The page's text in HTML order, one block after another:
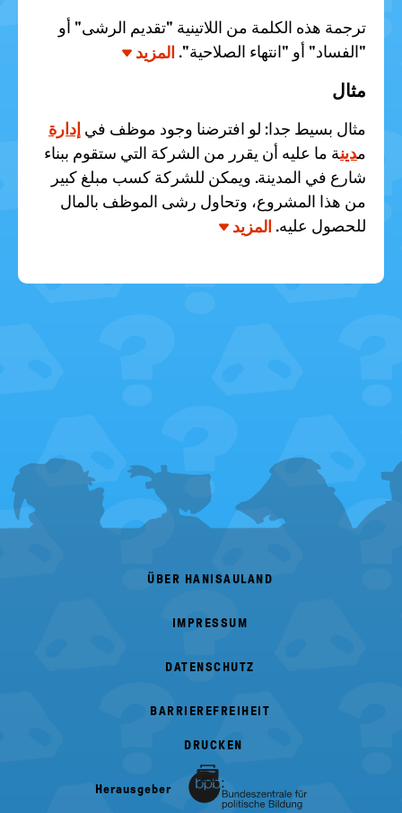
ترجمة هذه الكلمة من اللاتينية "تقديم الرشى" أو
"الفساد" أو "انتهاء الصلاحية". المزيد
مثال
مثال بسيط جدا: لو افترضنا وجود موظف في إدارة
مدينة ما عليه أن يقرر من الشركة التي ستقوم ببناء
شارع في المدينة. ويمكن للشركة كسب مبلغ كبير
من هذا المشروع، وتحاول رشى الموظف بالمال
للحصول عليه. المزيد
FOOTER
MENU
ÜBER HANISAULAND
IMPRESSUM
DATENSCHUTZ
BARRIEREFREIHEIT
DRUCKEN
Herausgeber